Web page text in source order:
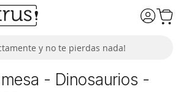
- Dinosaurios -